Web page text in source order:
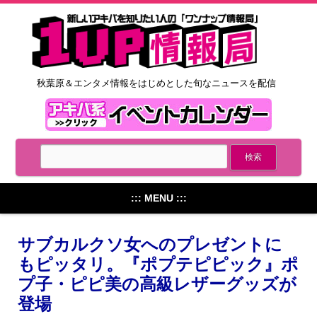
秋葉原＆エンタメ情報をはじめとした旬なニュースを配信
::: MENU :::
サブカルクソ女へのプレゼントに
もピッタリ。『ポプテピピック』ポ
プ子・ピピ美の高級レザーグッズが
登場